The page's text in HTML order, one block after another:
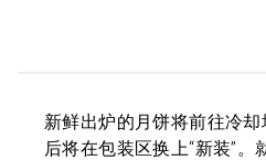
新鲜出炉的月饼将前往冷
后将在包装区换上“新装”